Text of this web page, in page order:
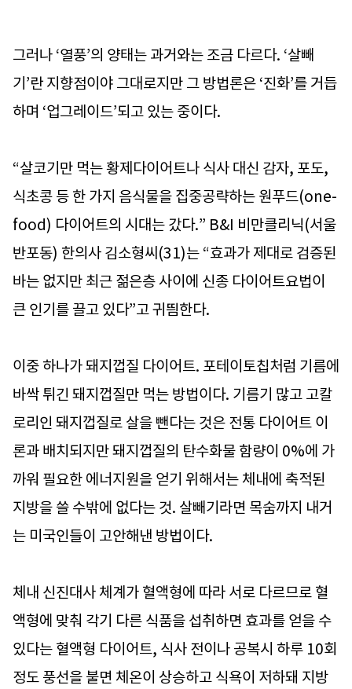
그러나 ‘열풍’의 양태는 과거와는 조금 다르다. ‘살빼
기’란 지향점이야 그대로지만 그 방법론은 ‘진화’를 거듭
하며 ‘업그레이드’되고 있는 중이다.
“살코기만 먹는 황제다이어트나 식사 대신 감자, 포도,
식초콩 등 한 가지 음식물을 집중공략하는 원푸드(one-
food) 다이어트의 시대는 갔다.” B&I 비만클리닉(서울
반포동) 한의사 김소형씨(31)는 “효과가 제대로 검증된
바는 없지만 최근 젊은층 사이에 신종 다이어트요법이
큰 인기를 끌고 있다”고 귀띔한다.
이중 하나가 돼지껍질 다이어트. 포테이토칩처럼 기름에
바싹 튀긴 돼지껍질만 먹는 방법이다. 기름기 많고 고칼
로리인 돼지껍질로 살을 뺀다는 것은 전통 다이어트 이
론과 배치되지만 돼지껍질의 탄수화물 함량이 0%에 가
까워 필요한 에너지원을 얻기 위해서는 체내에 축적된
지방을 쓸 수밖에 없다는 것. 살빼기라면 목숨까지 내거
는 미국인들이 고안해낸 방법이다.
체내 신진대사 체계가 혈액형에 따라 서로 다르므로 혈
액형에 맞춰 각기 다른 식품을 섭취하면 효과를 얻을 수
있다는 혈액형 다이어트, 식사 전이나 공복시 하루 10회
정도 풍선을 불면 체온이 상승하고 식욕이 저하돼 지방